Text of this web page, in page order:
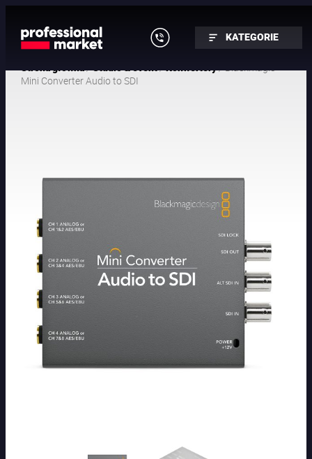
KATEGORIE
/ /
/ Blackmagic
Mini Converter Audio to SDI